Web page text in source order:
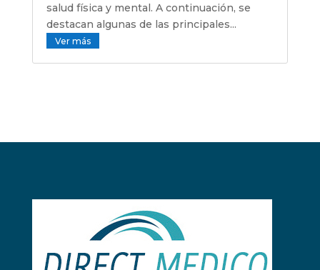
salud física y mental. A continuación, se
destacan algunas de las principales...
Ver más